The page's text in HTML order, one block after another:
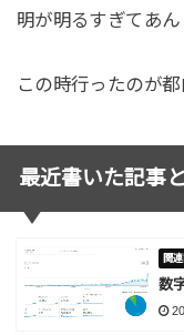
明が明るすぎてあん
この時行ったのが
最近書いた記事
数